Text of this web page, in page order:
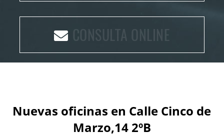
CONSULTA ONLINE
Nuevas oficinas en Calle Cinco de
Marzo,14 2ºB